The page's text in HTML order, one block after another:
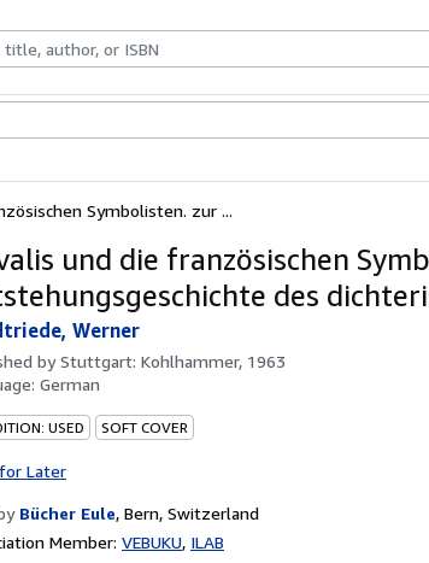
Symbolisten. zur ...
und die französischen
des
Werner
byStuttgart: Kohlhammer, 1963
German
USED SOFT COVER
Later
Bücher Eule, Bern, Switzerland
Member: VEBUKU ILAB